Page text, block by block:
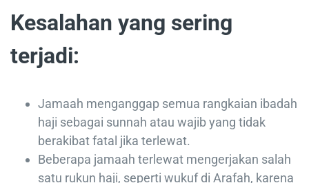
Kesalahan yang sering
terjadi:
Jamaah menganggap semua rangkaian ibadah
haji sebagai sunnah atau wajib yang tidak
berakibat fatal jika terlewat.
Beberapa jamaah terlewat mengerjakan salah
satu rukun haji, seperti wukuf di Arafah, karena